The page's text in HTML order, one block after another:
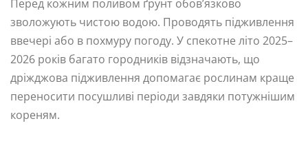
Перед кожним поливом ґрунт обов’язково
зволожують чистою водою. Проводять підживлення
ввечері або в похмуру погоду. У спекотне літо 2025–
2026 років багато городників відзначають, що
дріжджова підживлення допомагає рослинам краще
переносити посушливі періоди завдяки потужнішим
кореням.